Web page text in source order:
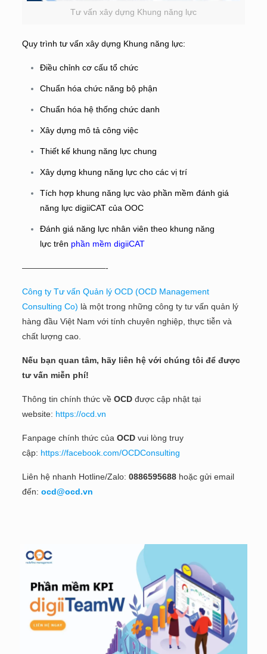
Tư vấn xây dựng Khung năng lực
Quy trình tư vấn xây dựng Khung năng lực:
Điều chỉnh cơ cấu tổ chức
Chuẩn hóa chức năng bộ phận
Chuẩn hóa hệ thống chức danh
Xây dựng mô tả công việc
Thiết kế khung năng lực chung
Xây dựng khung năng lực cho các vị trí
Tích hợp khung năng lực vào phần mềm đánh giá
năng lực digiiCAT của OOC
Đánh giá năng lực nhân viên theo khung năng
lực trên phần mềm digiiCAT
——————————-
Công ty Tư vấn Quản lý OCD (OCD Management
Consulting Co) là một trong những công ty tư vấn quản lý
hàng đầu Việt Nam với tính chuyên nghiệp, thực tiễn và
chất lượng cao.
Nếu bạn quan tâm, hãy liên hệ với chúng tôi để được
tư vấn miễn phí!
Thông tin chính thức về OCD được cập nhật tại
website: https://ocd.vn
Fanpage chính thức của OCD vui lòng truy
cập: https://facebook.com/OCDConsulting
Liên hệ nhanh Hotline/Zalo: 0886595688 hoặc gửi email
đến: ocd@ocd.vn